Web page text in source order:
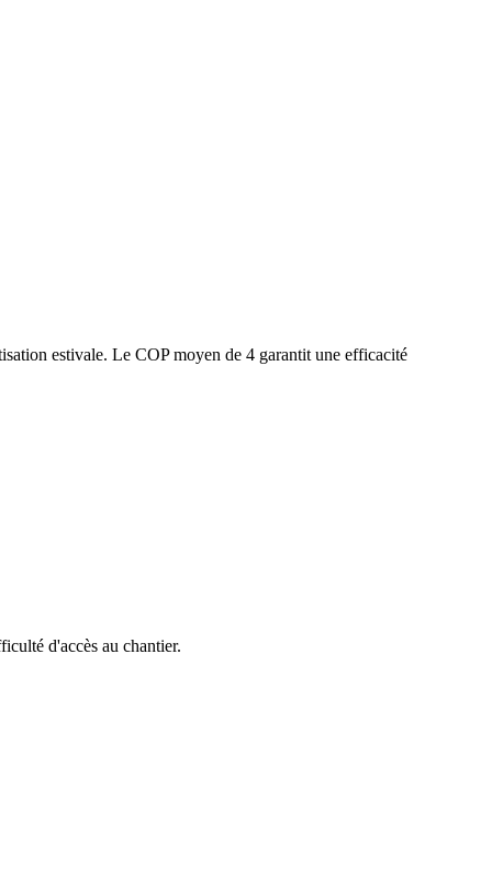
estivale. Le COP moyen de 4 garantit une efficacité
d'accès au chantier.